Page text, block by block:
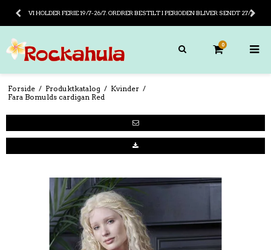
VI HOLDER FERIE 19/7-26/7. ORDRER BESTILT I PERIODEN BLIVER SENDT 27/7
0
Forside / Produktkatalog / Kvinder /
Fara Bomulds cardigan Red